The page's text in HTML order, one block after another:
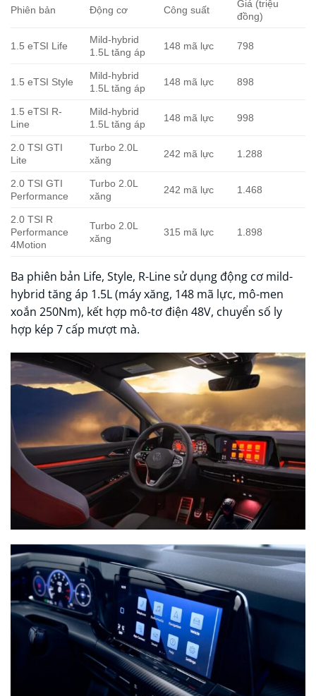
Phiên bản Động cơ Công suất
Giá (triệu
đồng)
1.5 eTSI Life
Mild-hybrid
1.5L tăng áp
148 mã lực 798
1.5 eTSI Style
Mild-hybrid
1.5L tăng áp
148 mã lực 898
1.5 eTSI R-
Line
Mild-hybrid
1.5L tăng áp
148 mã lực 998
2.0 TSI GTI
Lite
Turbo 2.0L
xăng
242 mã lực 1.288
2.0 TSI GTI
Performance
Turbo 2.0L
xăng
242 mã lực 1.468
2.0 TSI R
Performance
4Motion
Turbo 2.0L
xăng
315 mã lực 1.898
Ba phiên bản Life, Style, R-Line sử dụng động cơ mild-
hybrid tăng áp 1.5L (máy xăng, 148 mã lực, mô-men
xoắn 250Nm), kết hợp mô-tơ điện 48V, chuyển số ly
hợp kép 7 cấp mượt mà.